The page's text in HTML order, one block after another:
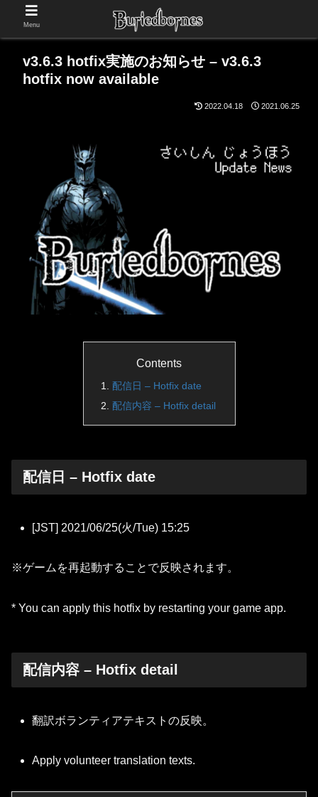
v3.6.3 hotfix実施のお知らせ – v3.6.3
hotfix now available
2022.04.18 2021.06.25
Contents
配信日 – Hotfix date
配信内容 – Hotfix detail
配信日 – Hotfix date
[JST] 2021/06/25(火/Tue) 15:25
※ゲームを再起動することで反映されます。
* You can apply this hotfix by restarting your game app.
配信内容 – Hotfix detail
翻訳ボランティアテキストの反映。
Apply volunteer translation texts.
Menu